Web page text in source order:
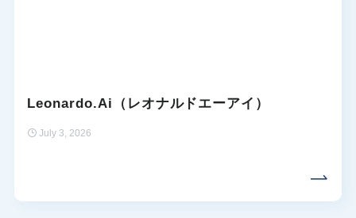
Leonardo.Ai（レオナルドエーアイ）
July 3, 2026